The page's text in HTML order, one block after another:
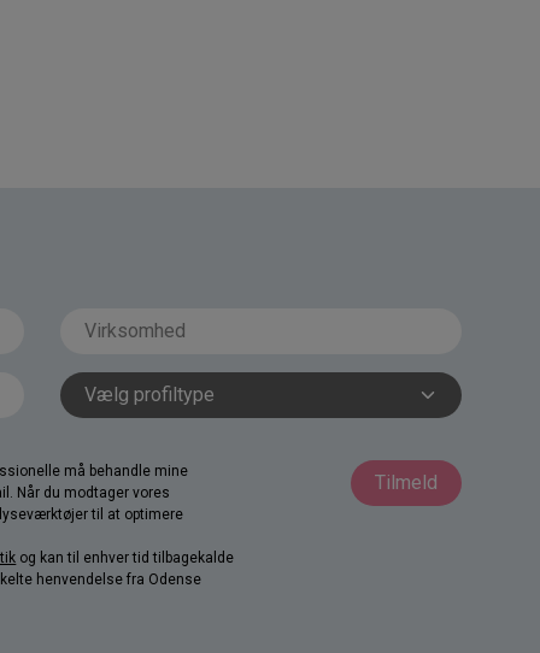
må behandle mine
Når du modtager vores
til at optimere
og kan til enhver tid tilbagekalde
henvendelse fra Odense
Tilmeld